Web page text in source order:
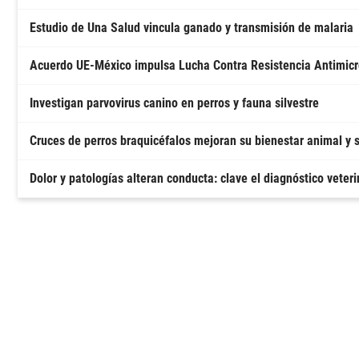
Estudio de Una Salud vincula ganado y transmisión de malaria
Acuerdo UE-México impulsa Lucha Contra Resistencia
Investigan parvovirus canino en perros y fauna silvestre
Cruces de perros braquicéfalos mejoran su bienestar animal y
Dolor y patologías alteran conducta: clave el diagnóstico